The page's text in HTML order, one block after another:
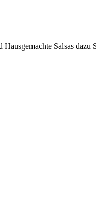
Salsas dazu